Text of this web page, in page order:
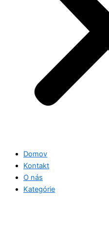
Domov
Kontakt
O nás
Kategórie